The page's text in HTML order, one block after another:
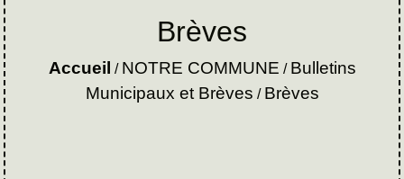
Brèves
Accueil / NOTRE COMMUNE / Bulletins
Municipaux et Brèves / Brèves